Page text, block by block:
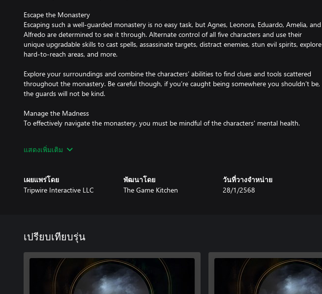
Escape the Monastery
Escaping such a well-guarded monastery is no easy task, but Agnes, Leonora, Eduardo, Amelia, and
Alfredo are determined to see it through. Alternate control of all five characters and use their
unique upgradable skills to cast spells, assassinate targets, distract enemies, stun evil spirits, explore
hard-to-reach areas, and more.
Explore your surroundings and combine the characters’ abilities to find clues and tools scattered
throughout the monastery. Be careful though, if you’re caught being somewhere you shouldn’t be,
the guards will not be kind.
Manage the Madness
To effectively navigate the monastery, you must be mindful of the characters' mental health.
depletes a character’s sanity, ultimately triggering a traumatic event with negative effects such as
Discover the Secrets Within
Time is continuous in The Stone of Madness. Actions have consequences, and players must
consider their time of day as they make decisions.
Sneaking, exploring, and gathering materials are all ideal tasks to complete during the day when
security guards are easily distracted. But as morning gives way to evening, the paranormal
inhabitants of the Monastery will start to reveal themselves; posing a threat to the characters’
แสดงเพิ่มเติม
เผยแพร่โดย
Tripwire Interactive LLC
พัฒนาโดย
The Game Kitchen
วันที่วางจำหน่าย
28/1/2568
เปรียบเทียบรุ่น